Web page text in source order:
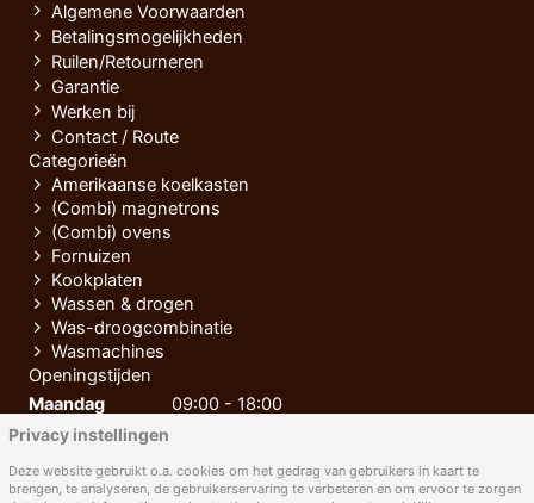
Algemene Voorwaarden
Betalingsmogelijkheden
Ruilen/Retourneren
Garantie
Werken bij
Contact / Route
Categorieën
Amerikaanse koelkasten
(Combi) magnetrons
(Combi) ovens
Fornuizen
Kookplaten
Wassen & drogen
Was-droogcombinatie
Wasmachines
Openingstijden
Maandag
09:00 - 18:00
Dinsdag
Woensdag
09:00 - 18:00
Privacy instellingen
Deze website gebruikt o.a. cookies om het gedrag van gebruikers in kaart te
brengen, te analyseren, de gebruikerservaring te verbeteren en om ervoor te zorgen